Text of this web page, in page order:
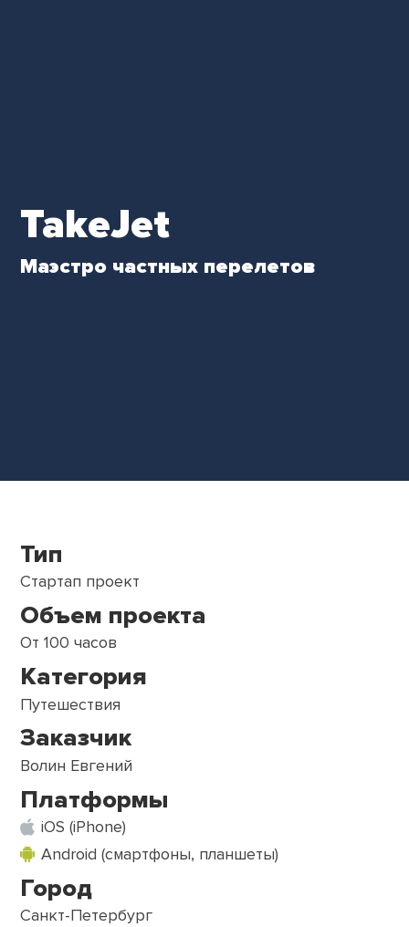
TakeJet
Маэстро частных перелетов
Тип
Стартап проект
Объем проекта
От 100 часов
Категория
Путешествия
Заказчик
Волин Евгений
Платформы
iOS (iPhone)
Android (смартфоны, планшеты)
Город
Санкт-Петербург